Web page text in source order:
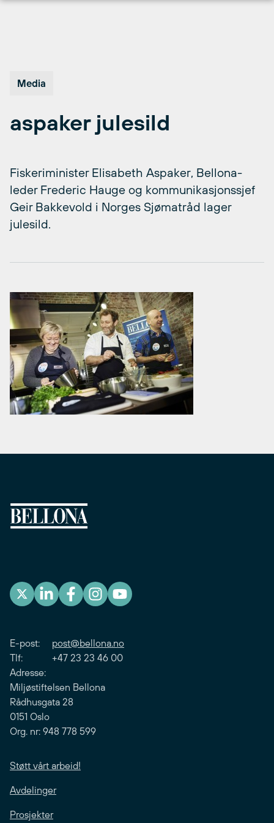
Media
aspaker julesild
Fiskeriminister Elisabeth Aspaker, Bellona-
leder Frederic Hauge og kommunikasjonssjef
Geir Bakkevold i Norges Sjømatråd lager
julesild.
E-post: post@bellona.no
Tlf: +47 23 23 46 00
Adresse:
Miljøstiftelsen Bellona
Rådhusgata 28
0151 Oslo
Org. nr: 948 778 599
Støtt vårt arbeid!
Avdelinger
Prosjekter